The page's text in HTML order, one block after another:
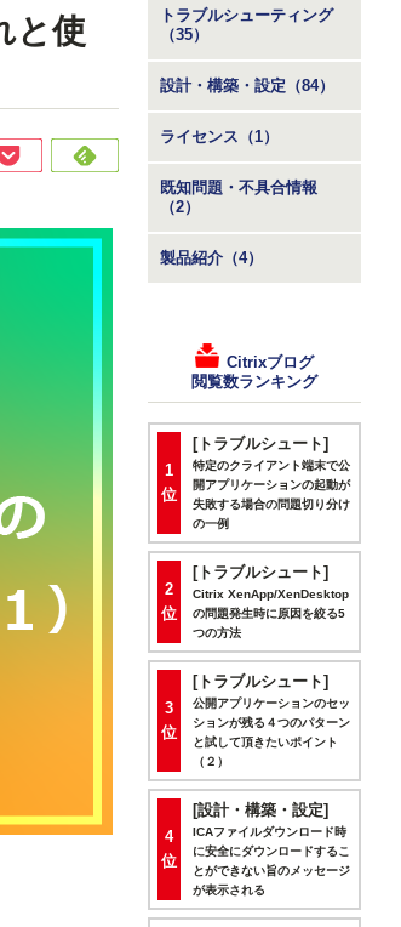
と使
トラブルシューティング
（35）
設計・構築・設定（84）
ライセンス（1）
既知問題・不具合情報
（2）
製品紹介（4）
Citrixブログ
閲覧数ランキング
1
位
[トラブルシュート]
特定のクライアント端末で公
開アプリケーションの起動が
失敗する場合の問題切り分け
の一例
2
位
[トラブルシュート]
Citrix XenApp/XenDesktop
の問題発生時に原因を絞る5
つの方法
3
位
[トラブルシュート]
公開アプリケーションのセッ
ションが残る４つのパターン
と試して頂きたいポイント
（２）
4
位
[設計・構築・設定]
ICAファイルダウンロード時
に安全にダウンロードするこ
とができない旨のメッセージ
が表示される